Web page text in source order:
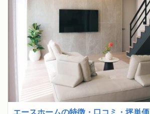
エースホームの特徴・口コミ・坪単価